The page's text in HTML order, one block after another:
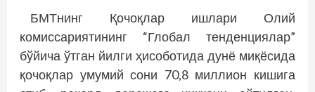
БМТнинг Қочоқлар ишлари Олий
комиссариятининг “Глобал тенденция­лар”
бўйича ўтган йилги ҳисоботида дунё миқёсида
қочоқлар умумий сони 70,8 миллион кишига